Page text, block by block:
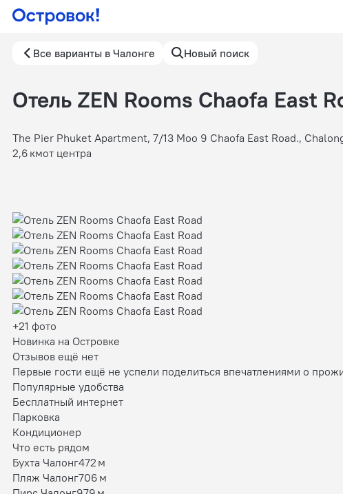
Все варианты в Чалонге Новый поиск
Отель ZEN Rooms Chaofa East
The Pier Phuket Apartment, 7/13 Moo 9 Chaofa East Road.,
2,6 кмот центра
+21 фото
Новинка на Островке
Отзывов ещё нет
Первые гости ещё не успели поделиться впечатлениями о
Популярные удобства
Бесплатный интернет
Парковка
Кондиционер
Что есть рядом
Бухта Чалонг472 м
Пляж Чалонг706 м